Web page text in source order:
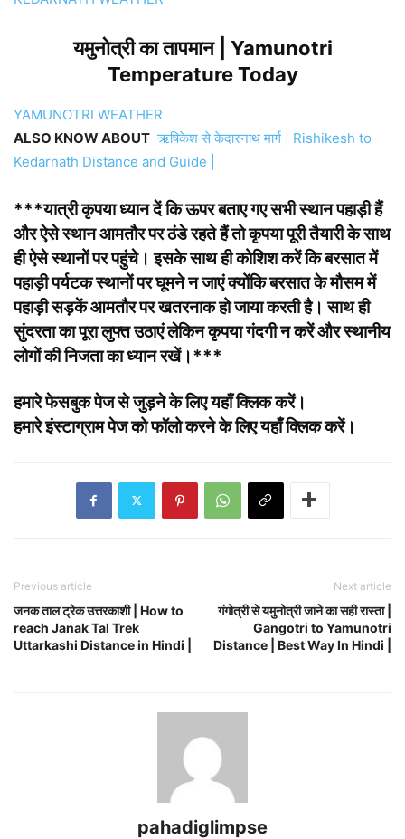
यमुनोत्री का तापमान | Yamunotri
Temperature Today
YAMUNOTRI WEATHER
ALSO KNOW ABOUT ऋषिकेश से केदारनाथ मार्ग | Rishikesh to
Kedarnath Distance and Guide |
***यात्री कृपया ध्यान दें कि ऊपर बताए गए सभी स्थान पहाड़ी हैं
और ऐसे स्थान आमतौर पर ठंडे रहते हैं तो कृपया पूरी तैयारी के साथ
ही ऐसे स्थानों पर पहुंचे। इसके साथ ही कोशिश करें कि बरसात में
पहाड़ी पर्यटक स्थानों पर घूमने न जाएं क्योंकि बरसात के मौसम में
पहाड़ी सड़कें आमतौर पर खतरनाक हो जाया करती है। साथ ही
सुंदरता का पूरा लुफ्त उठाएं लेकिन कृपया गंदगी न करें और स्थानीय
लोगों की निजता का ध्यान रखें।***
हमारे फेसबुक पेज से जुड़ने के लिएयहाँ क्लिककरें।
हमारे इंस्टाग्राम पेज को फॉलो करने के लिएयहाँ क्लिककरें।
Previous article
जनक ताल ट्रेक उत्तरकाशी | How to
reach Janak Tal Trek
Uttarkashi Distance in Hindi |
Next article
गंगोत्री से यमुनोत्री जाने का सही रास्ता |
Gangotri to Yamunotri
Distance | Best Way In Hindi |
pahadiglimpse